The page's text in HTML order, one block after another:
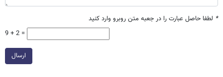
* لطفا حاصل عبارت را در جعبه متن روبرو وارد کنید
9 + 2 =
ارسال